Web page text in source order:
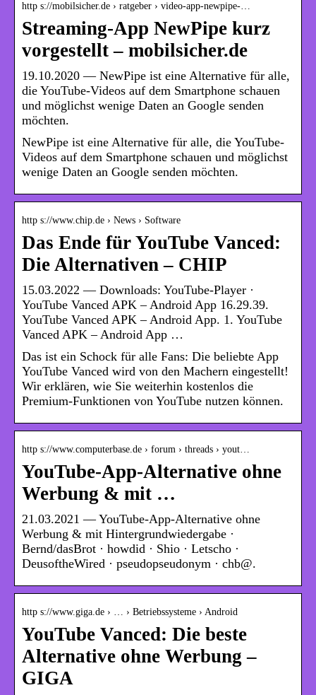
http s://mobilsicher.de › ratgeber › video-app-newpipe-…
Streaming-App NewPipe kurz
vorgestellt – mobilsicher.de
19.10.2020 — NewPipe ist eine Alternative für alle,
die YouTube-Videos auf dem Smartphone schauen
und möglichst wenige Daten an Google senden
möchten.
NewPipe ist eine Alternative für alle, die YouTube-
Videos auf dem Smartphone schauen und möglichst
wenige Daten an Google senden möchten.
http s://www.chip.de › News › Software
Das Ende für YouTube Vanced:
Die Alternativen – CHIP
15.03.2022 — Downloads: YouTube-Player ·
YouTube Vanced APK – Android App 16.29.39.
YouTube Vanced APK – Android App. 1. YouTube
Vanced APK – Android App …
Das ist ein Schock für alle Fans: Die beliebte App
YouTube Vanced wird von den Machern eingestellt!
Wir erklären, wie Sie weiterhin kostenlos die
Premium-Funktionen von YouTube nutzen können.
http s://www.computerbase.de › forum › threads › yout…
YouTube-App-Alternative ohne
Werbung & mit …
21.03.2021 — YouTube-App-Alternative ohne
Werbung & mit Hintergrundwiedergabe ·
Bernd/dasBrot · howdid · Shio · Letscho ·
DeusoftheWired · pseudopseudonym · chb@.
http s://www.giga.de › … › Betriebssysteme › Android
YouTube Vanced: Die beste
Alternative ohne Werbung –
GIGA